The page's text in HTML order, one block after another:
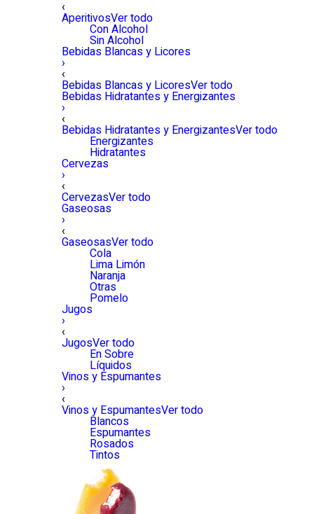
‹
AperitivosVer todo
Con Alcohol
Sin Alcohol
Bebidas Blancas y Licores
›
‹
Bebidas Blancas y LicoresVer todo
Bebidas Hidratantes y Energizantes
›
‹
Bebidas Hidratantes y EnergizantesVer todo
Energizantes
Hidratantes
Cervezas
›
‹
CervezasVer todo
Gaseosas
›
‹
GaseosasVer todo
Cola
Lima Limón
Naranja
Otras
Pomelo
Jugos
›
‹
JugosVer todo
En Sobre
Líquidos
Vinos y Espumantes
›
‹
Vinos y EspumantesVer todo
Blancos
Espumantes
Rosados
Tintos